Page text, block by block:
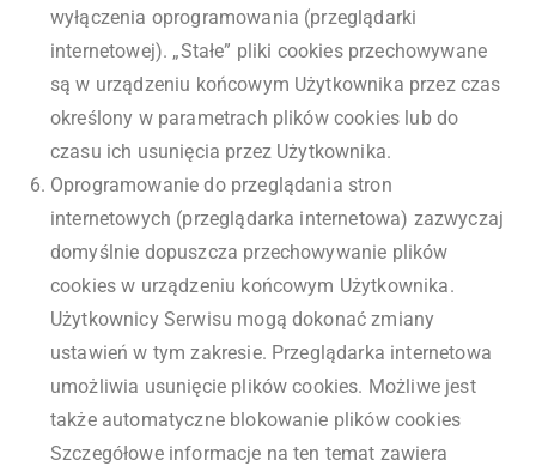
wyłączenia oprogramowania (przeglądarki
internetowej). „Stałe” pliki cookies przechowywane
są w urządzeniu końcowym Użytkownika przez czas
określony w parametrach plików cookies lub do
czasu ich usunięcia przez Użytkownika.
Oprogramowanie do przeglądania stron
internetowych (przeglądarka internetowa) zazwyczaj
domyślnie dopuszcza przechowywanie plików
cookies w urządzeniu końcowym Użytkownika.
Użytkownicy Serwisu mogą dokonać zmiany
ustawień w tym zakresie. Przeglądarka internetowa
umożliwia usunięcie plików cookies. Możliwe jest
także automatyczne blokowanie plików cookies
Szczegółowe informacje na ten temat zawiera